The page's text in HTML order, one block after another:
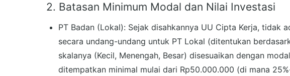
2. Batasan Minimum Modal dan Nilai Investasi
PT Badan (Lokal): Sejak disahkannya UU Cipta Kerja, tidak
secara undang-undang untuk PT Lokal (ditentukan
skalanya (Kecil, Menengah, Besar) disesuaikan dengan
ditempatkan minimal mulai dari Rp50.000.000 (di mana